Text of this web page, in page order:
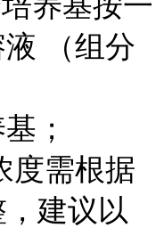
（组分
；
度需根据
建议以